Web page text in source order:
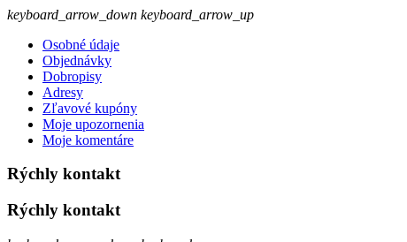
keyboard_arrow_down keyboard_arrow_up
Osobné údaje
Objednávky
Dobropisy
Adresy
Zľavové kupóny
Moje upozornenia
Moje komentáre
Rýchly kontakt
Rýchly kontakt